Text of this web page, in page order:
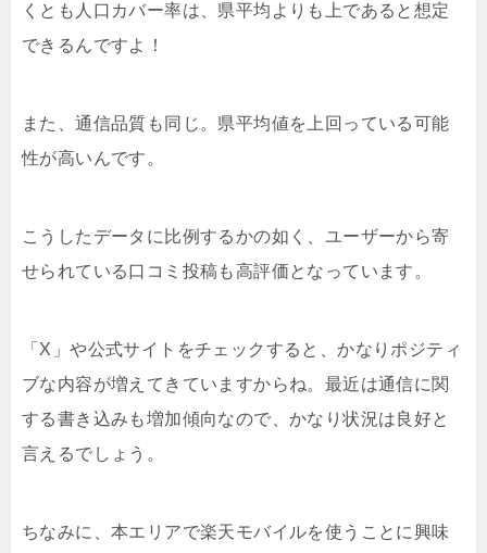
くとも人口カバー率は、県平均よりも上であると想定
できるんですよ！
また、通信品質も同じ。県平均値を上回っている可能
性が高いんです。
こうしたデータに比例するかの如く、ユーザーから寄
せられている口コミ投稿も高評価となっています。
「X」や公式サイトをチェックすると、かなりポジティ
ブな内容が増えてきていますからね。最近は通信に関
する書き込みも増加傾向なので、かなり状況は良好と
言えるでしょう。
ちなみに、本エリアで楽天モバイルを使うことに興味